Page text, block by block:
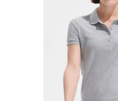
hviezdičiek.